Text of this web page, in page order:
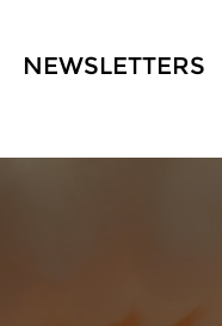
NEWSLETTERS